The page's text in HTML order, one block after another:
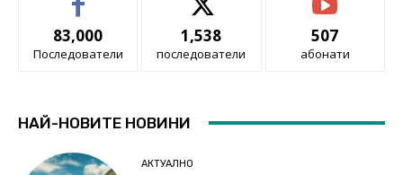
83,000
Последователи
1,538
последователи
507
абонати
НАЙ-НОВИТЕ НОВИНИ
АКТУАЛНО